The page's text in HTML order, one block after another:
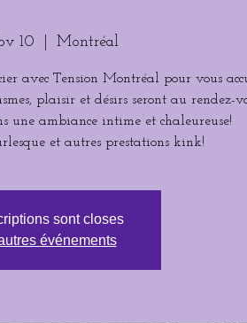
10 Montréal
avec Tension Montréal pour vous
plaisir et désirs seront au rendez-
une ambiance intime et chaleureuse!
et autres prestations kink!
sont closes
événements